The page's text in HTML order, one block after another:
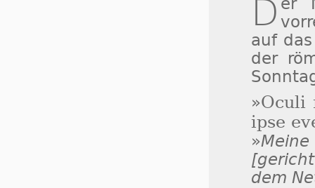
D
auf
der
»Oculi
ipse
»
dem